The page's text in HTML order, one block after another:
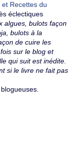
et Recettes du
éclectiques
algues, bulots façon
bulots à la
de cuire les
sur le blog et
qui suit est inédite.
si le livre ne fait pas